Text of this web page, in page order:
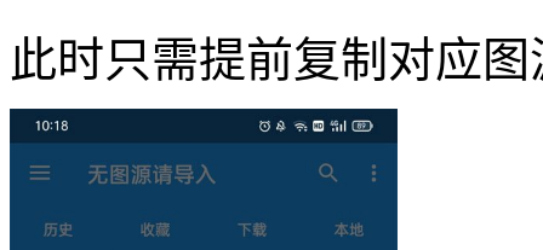
此时只需提前复制对应